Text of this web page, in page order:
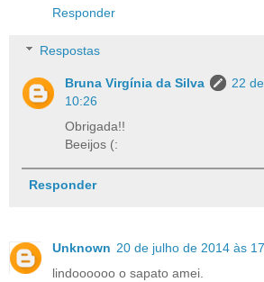
Responder
Respostas
Bruna Virgínia da Silva
22
10:26
Obrigada!!
Beeijos (:
Responder
Unknown 20 de julho de 2014 às
lindoooooo o sapato amei.